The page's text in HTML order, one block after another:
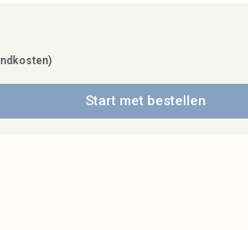
Start met bestellen